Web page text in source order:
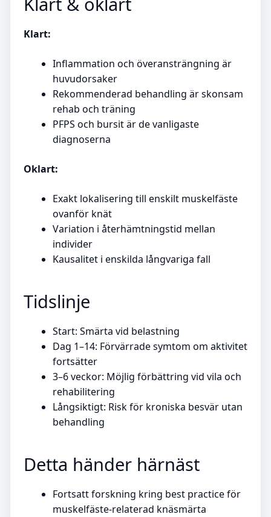
Klart:
Inflammation och överansträngning är
huvudorsaker
Rekommenderad behandling är skonsam
rehab och träning
PFPS och bursit är de vanligaste
diagnoserna
Oklart:
Exakt lokalisering till enskilt muskelfäste
ovanför knät
Variation i återhämtningstid mellan
individer
Kausalitet i enskilda långvariga fall
Tidslinje
Start: Smärta vid belastning
Dag 1–14: Förvärrade symtom om aktivitet
fortsätter
3–6 veckor: Möjlig förbättring vid vila och
rehabilitering
Långsiktigt: Risk för kroniska besvär utan
behandling
Detta händer härnäst
Fortsatt forskning kring best practice för
muskelfäste-relaterad knäsmärta